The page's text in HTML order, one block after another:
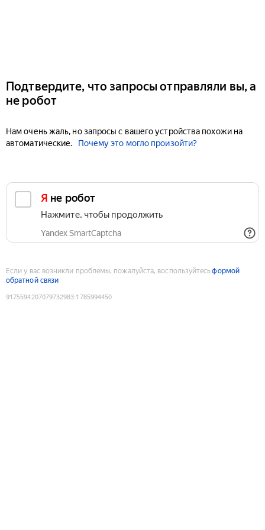
Подтвердите, что запросы отправляли вы, а
не робот
Нам очень жаль, но запросы с вашего устройства похожи на
автоматические.
Почему это могло произойти?
Я не робот
Нажмите, чтобы продолжить
Yandex SmartCaptcha
Если у вас возникли проблемы, пожалуйста, воспользуйтесьформой
обратной связи
9175594207079732983:1785994450